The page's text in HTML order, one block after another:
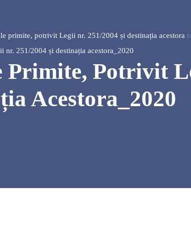
primite, potrivit Legii nr. 251/2004 și destinația acestora
251/2004 și destinația acestora_2020
Potrivit
Acestora_2020